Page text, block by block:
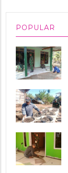
POPULAR